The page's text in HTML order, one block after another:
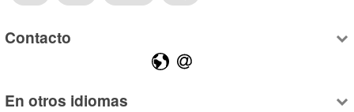
Contacto
En otros idiomas